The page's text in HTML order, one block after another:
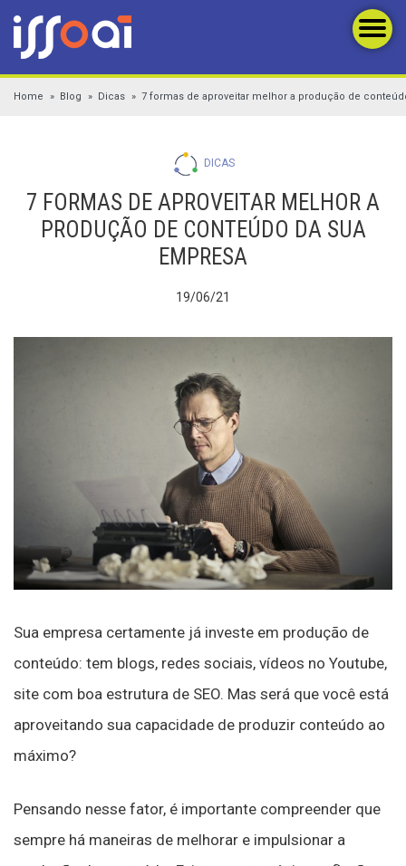
Home Blog Dicas 7 formas de aproveitar melhor a produção de
DICAS
7 FORMAS DE APROVEITAR MELHOR A
PRODUÇÃO DE CONTEÚDO DA SUA
EMPRESA
19/06/21
Sua empresa certamente já investe em produção de
conteúdo: tem blogs, redes sociais, vídeos no Youtube,
site com boa estrutura de SEO. Mas será que você está
aproveitando sua capacidade de produzir conteúdo ao
máximo?
Pensando nesse fator, é importante compreender que
sempre há maneiras de melhorar e impulsionar a